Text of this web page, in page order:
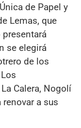
de Papel y
Lemas, que
se elegirá
de los
Calera, Nogolí
a sus